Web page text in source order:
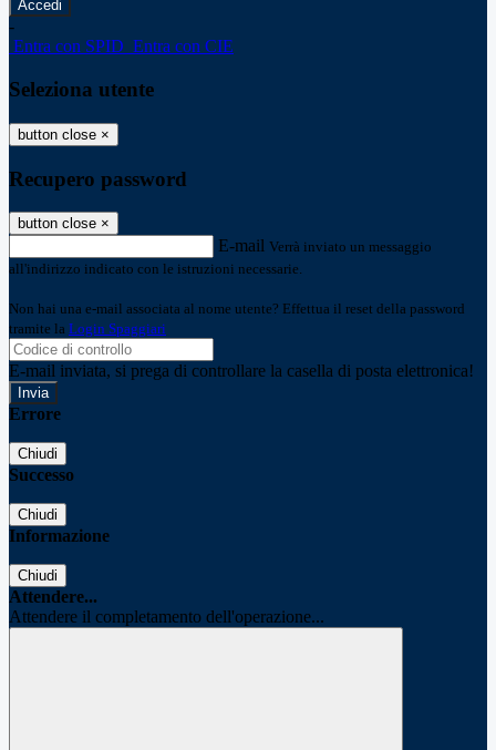
-
Entra con SPID Entra con CIE
Seleziona utente
button close ×
Recupero password
button close ×
E-mail Verrà inviato un messaggio
all'indirizzo indicato con le istruzioni necessarie.
Non hai una e-mail associata al nome utente? Effettua il reset della password
tramite la Login Spaggiari
E-mail inviata, si prega di controllare la casella di posta elettronica!
Errore
Chiudi
Successo
Chiudi
Informazione
Chiudi
Attendere...
Attendere il completamento dell'operazione...